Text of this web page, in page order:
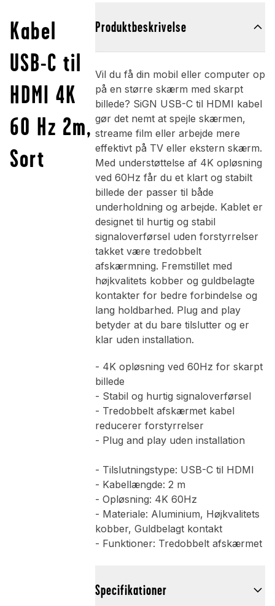
Kabel
USB-C til
HDMI 4K
60 Hz 2m,
Sort
Produktbeskrivelse
Vil du få din mobil eller computer op
på en større skærm med skarpt
billede? SiGN USB-C til HDMI kabel
gør det nemt at spejle skærmen,
streame film eller arbejde mere
effektivt på TV eller ekstern skærm.
Med understøttelse af 4K opløsning
ved 60Hz får du et klart og stabilt
billede der passer til både
underholdning og arbejde. Kablet er
designet til hurtig og stabil
signaloverførsel uden forstyrrelser
takket være tredobbelt
afskærmning. Fremstillet med
højkvalitets kobber og guldbelagte
kontakter for bedre forbindelse og
lang holdbarhed. Plug and play
betyder at du bare tilslutter og er
klar uden installation.
- 4K opløsning ved 60Hz for skarpt
billede
- Stabil og hurtig signaloverførsel
- Tredobbelt afskærmet kabel
reducerer forstyrrelser
- Plug and play uden installation
- Tilslutningstype: USB-C til HDMI
- Kabellængde: 2 m
- Opløsning: 4K 60Hz
- Materiale: Aluminium, Højkvalitets
kobber, Guldbelagt kontakt
- Funktioner: Tredobbelt afskærmet
Specifikationer